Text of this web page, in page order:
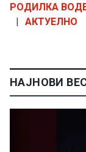
РОДИЛКА
| АКТУЕЛНО
НАЈНОВИ